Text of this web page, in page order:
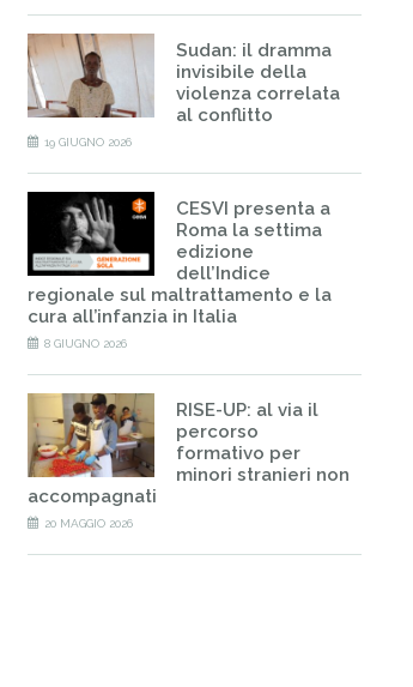
Sudan: il dramma
invisibile della
violenza correlata
al conflitto
19 GIUGNO 2026
CESVI presenta a
Roma la settima
edizione
dell’Indice
regionale sul maltrattamento e la
cura all’infanzia in Italia
8 GIUGNO 2026
RISE-UP: al via il
percorso
formativo per
minori stranieri non
accompagnati
20 MAGGIO 2026